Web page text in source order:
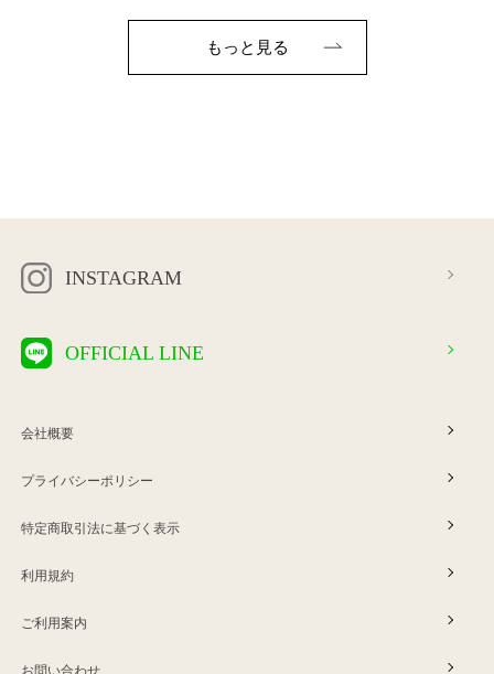
もっと見る
INSTAGRAM
OFFICIAL LINE
会社概要
プライバシーポリシー
特定商取引法に基づく表示
利用規約
ご利用案内
お問い合わせ